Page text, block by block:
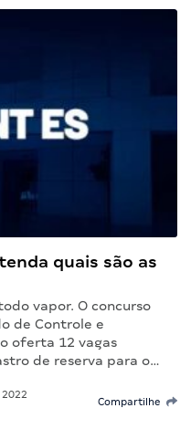
quais são as
vapor. O concurso
de Controle e
oferta 12 vagas
de reserva para o…
Compartilhe